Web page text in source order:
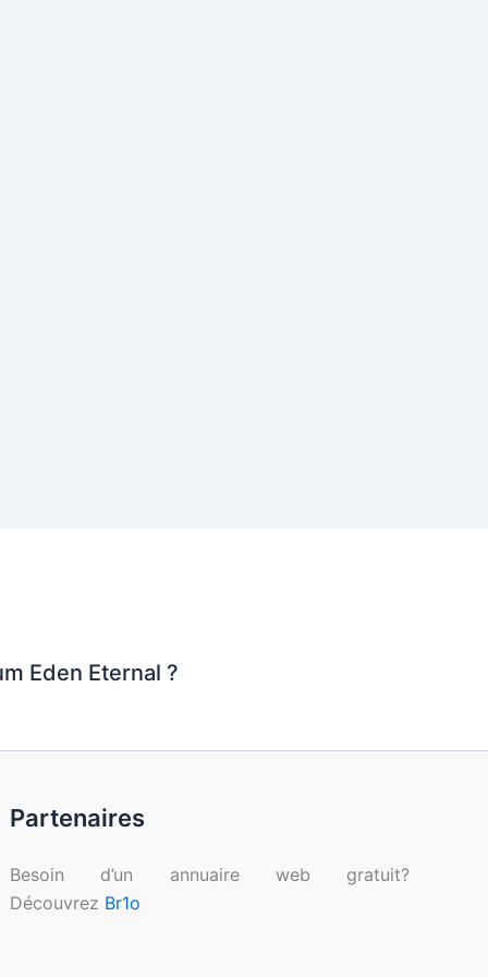
Eden Eternal ?
Partenaires
Besoin d’un annuaire web gratuit?
Découvrez Br1o